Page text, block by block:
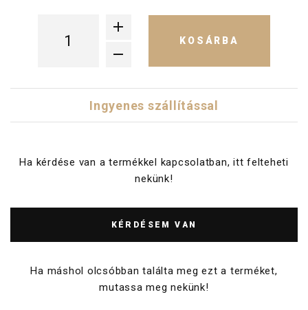
KOSÁRBA
Ingyenes szállítással
Ha kérdése van a termékkel kapcsolatban, itt felteheti
nekünk!
KÉRDÉSEM VAN
Ha máshol olcsóbban találta meg ezt a terméket,
mutassa meg nekünk!